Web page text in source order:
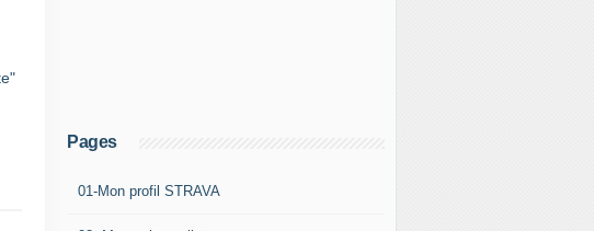
Pages
01-Mon profil STRAVA